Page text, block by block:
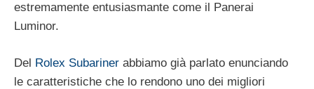
estremamente entusiasmante come il Panerai
Luminor.
Del Rolex Subariner abbiamo già parlato enunciando
le caratteristiche che lo rendono uno dei migliori